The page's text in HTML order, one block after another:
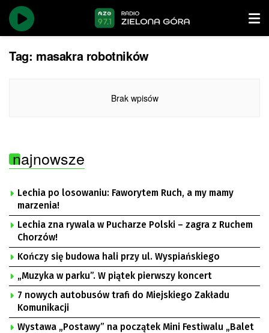
Tag: masakra robotników
Brak wpisów
najnowsze
Lechia po losowaniu: Faworytem Ruch, a my mamy
marzenia!
Lechia zna rywala w Pucharze Polski – zagra z Ruchem
Chorzów!
Kończy się budowa hali przy ul. Wyspiańskiego
„Muzyka w parku”. W piątek pierwszy koncert
7 nowych autobusów trafi do Miejskiego Zakładu
Komunikacji
Wystawa „Postawy” na początek Mini Festiwalu „Balet